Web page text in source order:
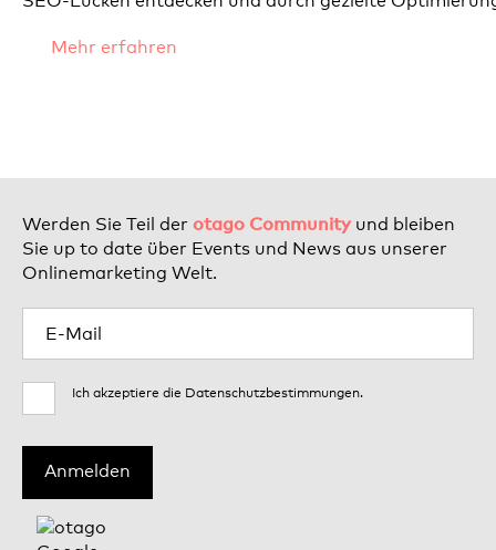
Mehr erfahren
Werden Sie Teil der otago Communityund bleiben
Sie up to date über Events und News aus unserer
Onlinemarketing Welt.
Ich akzeptiere die Datenschutzbestimmungen.